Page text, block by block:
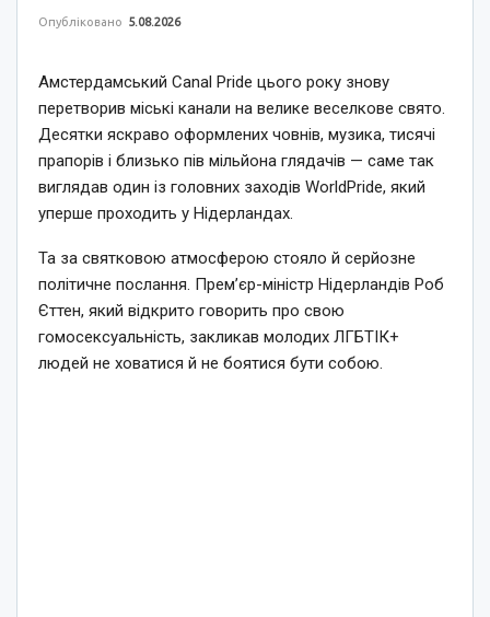
Опубліковано 5.08.2026
Амстердамський Canal Pride цього року знову
перетворив міські канали на велике веселкове свято.
Десятки яскраво оформлених човнів, музика, тисячі
прапорів і близько пів мільйона глядачів — саме так
виглядав один із головних заходів WorldPride, який
уперше проходить у Нідерландах.
Та за святковою атмосферою стояло й серйозне
політичне послання. Прем’єр-міністр Нідерландів Роб
Єттен, який відкрито говорить про свою
гомосексуальність, закликав молодих ЛГБТІК+
людей не ховатися й не боятися бути собою.